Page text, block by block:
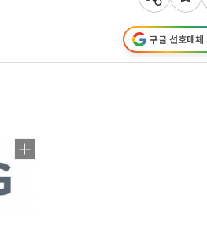
구글 선호매체